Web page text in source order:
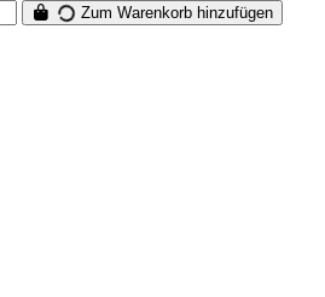
Zum Warenkorb hinzufügen